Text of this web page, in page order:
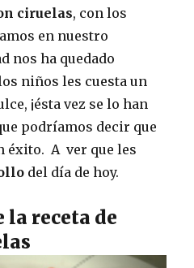
ciruelas, con los
en nuestro
nos ha quedado
niños les cuesta un
¡ésta vez se lo han
podríamos decir que
éxito. A ver que les
del día de hoy.
la receta de